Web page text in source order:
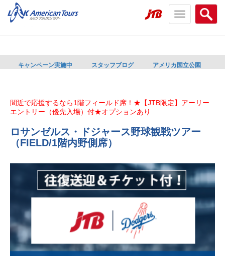
Search
menu
Toggle
navigation
キャンペーン実施中 スタッフブログ アメリカ国立公園
間近で応援するなら1階フィールド席！★【JTB限定】アーリー
エントリー（優先入場）付★オプションあり
ロサンゼルス・ドジャース野球観戦ツアー
（FIELD/1階内野側席）